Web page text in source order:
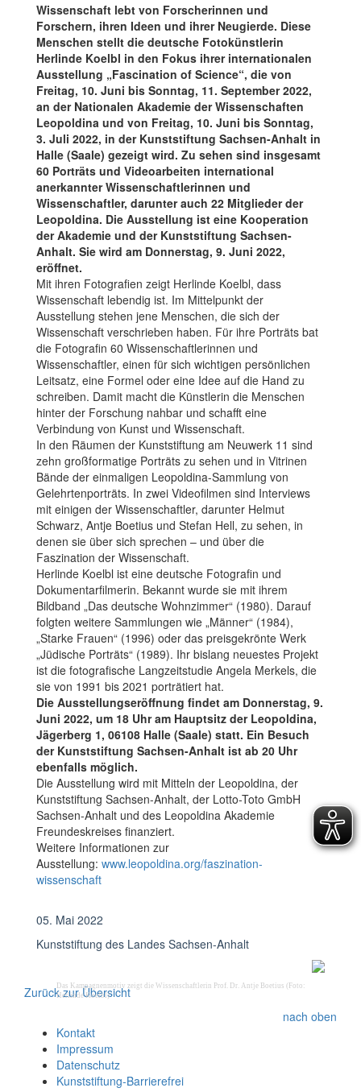
Wissenschaft lebt von Forscherinnen und
Forschern, ihren Ideen und ihrer Neugierde. Diese
Menschen stellt die deutsche Fotokünstlerin
Herlinde Koelbl in den Fokus ihrer internationalen
Ausstellung „Fascination of Science“, die von
Freitag, 10. Juni bis Sonntag, 11. September 2022,
an der Nationalen Akademie der Wissenschaften
Leopoldina und von Freitag, 10. Juni bis Sonntag,
3. Juli 2022, in der Kunststiftung Sachsen-Anhalt in
Halle (Saale) gezeigt wird. Zu sehen sind insgesamt
60 Porträts und Videoarbeiten international
anerkannter Wissenschaftlerinnen und
Wissenschaftler, darunter auch 22 Mitglieder der
Leopoldina. Die Ausstellung ist eine Kooperation
der Akademie und der Kunststiftung Sachsen-
Anhalt. Sie wird am Donnerstag, 9. Juni 2022,
eröffnet.
Mit ihren Fotografien zeigt Herlinde Koelbl, dass
Wissenschaft lebendig ist. Im Mittelpunkt der
Ausstellung stehen jene Menschen, die sich der
Wissenschaft verschrieben haben. Für ihre Porträts bat
die Fotografin 60 Wissenschaftlerinnen und
Wissenschaftler, einen für sich wichtigen persönlichen
Leitsatz, eine Formel oder eine Idee auf die Hand zu
schreiben. Damit macht die Künstlerin die Menschen
hinter der Forschung nahbar und schafft eine
Verbindung von Kunst und Wissenschaft.
In den Räumen der Kunststiftung am Neuwerk 11 sind
zehn großformatige Porträts zu sehen und in Vitrinen
Bände der einmaligen Leopoldina-Sammlung von
Gelehrtenporträts. In zwei Videofilmen sind Interviews
mit einigen der Wissenschaftler, darunter Helmut
Schwarz, Antje Boetius und Stefan Hell, zu sehen, in
denen sie über sich sprechen – und über die
Faszination der Wissenschaft.
Herlinde Koelbl ist eine deutsche Fotografin und
Dokumentarfilmerin. Bekannt wurde sie mit ihrem
Bildband „Das deutsche Wohnzimmer“ (1980). Darauf
folgten weitere Sammlungen wie „Männer“ (1984),
„Starke Frauen“ (1996) oder das preisgekrönte Werk
„Jüdische Porträts“ (1989). Ihr bislang neuestes Projekt
ist die fotografische Langzeitstudie Angela Merkels, die
sie von 1991 bis 2021 porträtiert hat.
Die Ausstellungseröffnung findet am Donnerstag, 9.
Juni 2022, um 18 Uhr am Hauptsitz der Leopoldina,
Jägerberg 1, 06108 Halle (Saale) statt. Ein Besuch
der Kunststiftung Sachsen-Anhalt ist ab 20 Uhr
ebenfalls möglich.
Die Ausstellung wird mit Mitteln der Leopoldina, der
Kunststiftung Sachsen-Anhalt, der Lotto-Toto GmbH
Sachsen-Anhalt und des Leopoldina Akademie
Freundeskreises finanziert.
Weitere Informationen zur
Ausstellung: www.leopoldina.org/faszination-
wissenschaft
05. Mai 2022
Kunststiftung des Landes Sachsen-Anhalt
Das Kampagnenmotiv zeigt die Wissenschaftlerin Prof. Dr. Ant­je Boe­ti­us (Foto:
Herlinde Koelbl)
Zurück zur Übersicht
nach oben
Kontakt
Impressum
Datenschutz
Kunststiftung-Barrierefrei